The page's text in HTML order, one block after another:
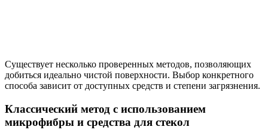
Существует несколько проверенных методов, позволяющих
добиться идеально чистой поверхности. Выбор конкретного
способа зависит от доступных средств и степени загрязнения.
Классический метод с использованием
микрофибры и средства для стекол